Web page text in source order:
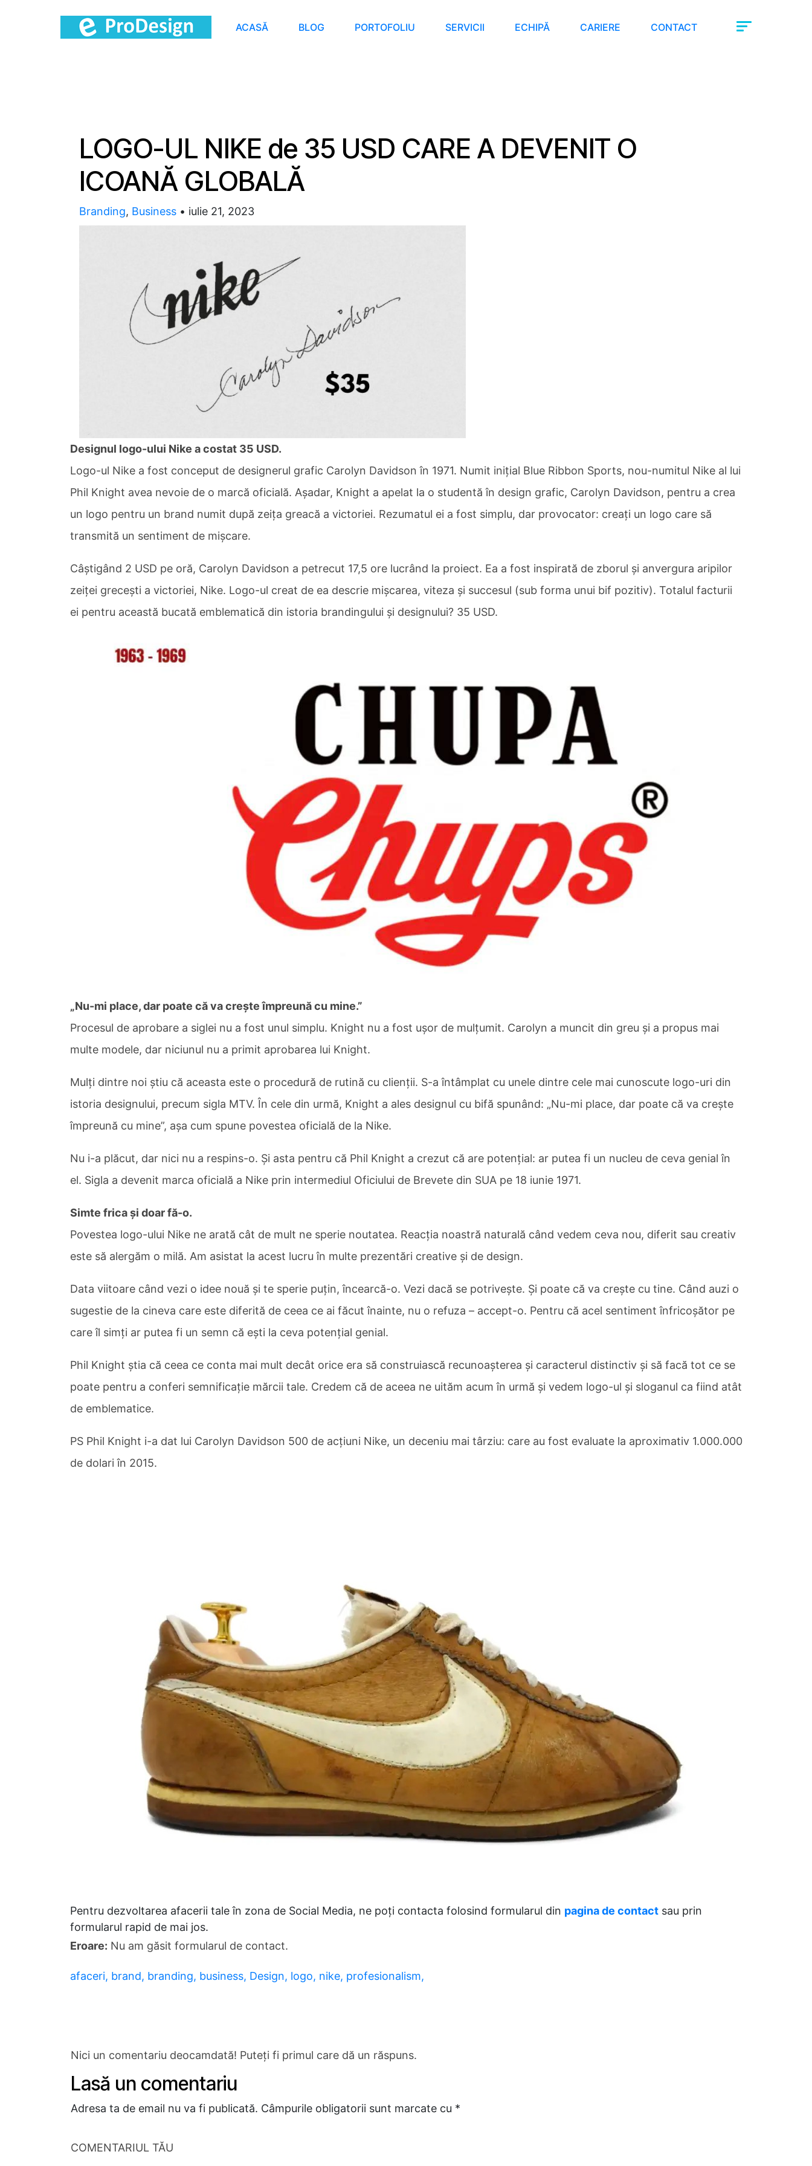
ACASĂ BLOG PORTOFOLIU SERVICII ECHIPĂ CARIERE CONTACT
LOGO-UL NIKE de 35 USD CARE A DEVENIT O
ICOANĂ GLOBALĂ
Branding, Business • iulie 21, 2023
Designul logo-ului Nike a costat 35 USD.
Logo-ul Nike a fost conceput de designerul grafic Carolyn Davidson în 1971. Numit inițial Blue Ribbon Sports, nou-numitul Nike al lui
Phil Knight avea nevoie de o marcă oficială. Așadar, Knight a apelat la o studentă în design grafic, Carolyn Davidson, pentru a crea
un logo pentru un brand numit după zeița greacă a victoriei. Rezumatul ei a fost simplu, dar provocator: creați un logo care să
transmită un sentiment de mișcare.
Câștigând 2 USD pe oră, Carolyn Davidson a petrecut 17,5 ore lucrând la proiect. Ea a fost inspirată de zborul și anvergura aripilor
zeiței grecești a victoriei, Nike. Logo-ul creat de ea descrie mișcarea, viteza și succesul (sub forma unui bif pozitiv). Totalul facturii
ei pentru această bucată emblematică din istoria brandingului și designului? 35 USD.
„Nu-mi place, dar poate că va crește împreună cu mine.”
Procesul de aprobare a siglei nu a fost unul simplu. Knight nu a fost ușor de mulțumit. Carolyn a muncit din greu și a propus mai
multe modele, dar niciunul nu a primit aprobarea lui Knight.
Mulți dintre noi știu că aceasta este o procedură de rutină cu clienții. S-a întâmplat cu unele dintre cele mai cunoscute logo-uri din
istoria designului, precum sigla MTV. În cele din urmă, Knight a ales designul cu bifă spunând: „Nu-mi place, dar poate că va crește
împreună cu mine”, așa cum spune povestea oficială de la Nike.
Nu i-a plăcut, dar nici nu a respins-o. Și asta pentru că Phil Knight a crezut că are potențial: ar putea fi un nucleu de ceva genial în
el. Sigla a devenit marca oficială a Nike prin intermediul Oficiului de Brevete din SUA pe 18 iunie 1971.
Simte frica și doar fă-o.
Povestea logo-ului Nike ne arată cât de mult ne sperie noutatea. Reacția noastră naturală când vedem ceva nou, diferit sau creativ
este să alergăm o milă. Am asistat la acest lucru în multe prezentări creative și de design.
Data viitoare când vezi o idee nouă și te sperie puțin, încearcă-o. Vezi dacă se potrivește. Și poate că va crește cu tine. Când auzi o
sugestie de la cineva care este diferită de ceea ce ai făcut înainte, nu o refuza – accept-o. Pentru că acel sentiment înfricoșător pe
care îl simți ar putea fi un semn că ești la ceva potențial genial.
Phil Knight știa că ceea ce conta mai mult decât orice era să construiască recunoașterea și caracterul distinctiv și să facă tot ce se
poate pentru a conferi semnificație mărcii tale. Credem că de aceea ne uităm acum în urmă și vedem logo-ul și sloganul ca fiind atât
de emblematice.
PS Phil Knight i-a dat lui Carolyn Davidson 500 de acțiuni Nike, un deceniu mai târziu: care au fost evaluate la aproximativ 1.000.000
de dolari în 2015.
Pentru dezvoltarea afacerii tale în zona de Social Media, ne poți contacta folosind formularul din pagina de contactsau prin
formularul rapid de mai jos.
Eroare: Nu am găsit formularul de contact.
afaceri, brand, branding, business, Design, logo, nike, profesionalism,
Nici un comentariu deocamdată! Puteți fi primul care dă un răspuns.
Lasă un comentariu
Adresa ta de email nu va fi publicată. Câmpurile obligatorii sunt marcate cu *
COMENTARIUL TĂU